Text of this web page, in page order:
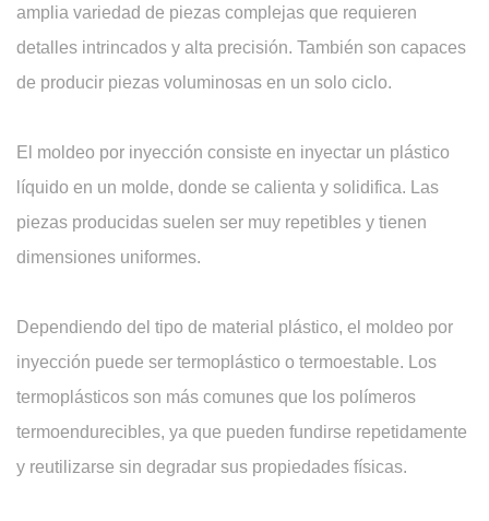
amplia variedad de piezas complejas que requieren
detalles intrincados y alta precisión. También son capaces
de producir piezas voluminosas en un solo ciclo.
El moldeo por inyección consiste en inyectar un plástico
líquido en un molde, donde se calienta y solidifica. Las
piezas producidas suelen ser muy repetibles y tienen
dimensiones uniformes.
Dependiendo del tipo de material plástico, el moldeo por
inyección puede ser termoplástico o termoestable. Los
termoplásticos son más comunes que los polímeros
termoendurecibles, ya que pueden fundirse repetidamente
y reutilizarse sin degradar sus propiedades físicas.